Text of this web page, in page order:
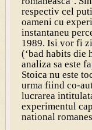
respectiv cel
oameni cu
instantaneu
1989. Isi vor fi
(‘bad habits die
analiza sa este
Stoica nu este
urma fiind co-
lucrarea
experimentul
national